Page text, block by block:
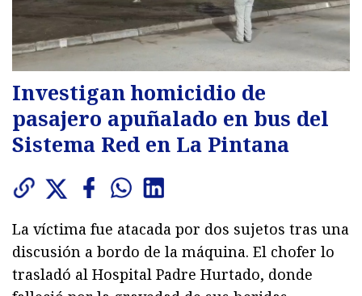
Investigan homicidio de
pasajero apuñalado en bus del
Sistema Red en La Pintana
La víctima fue atacada por dos sujetos tras una
discusión a bordo de la máquina. El chofer lo
trasladó al Hospital Padre Hurtado, donde